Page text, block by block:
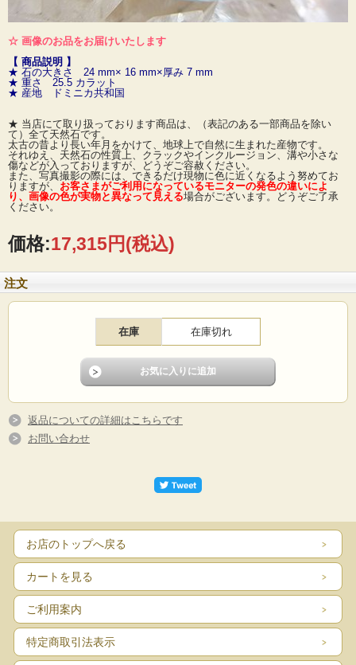
☆ 画像のお品をお届けいたします
【 商品説明 】
★ 石の大きさ 24 mm× 16 mm×厚み 7 mm
★ 重さ 25.5 カラット
★ 産地 ドミニカ共和国
★ 当店にて取り扱っております商品は、（表記のある一部商品を除い
て）全て天然石です。
太古の昔より長い年月をかけて、地球上で自然に生まれた産物です。
それゆえ、天然石の性質上、クラックやインクルージョン、溝や小さな
傷などが入っておりますが、どうぞご容赦ください。
また、写真撮影の際には、できるだけ現物に色に近くなるよう努めてお
りますが、 お客さまがご利用になっているモニターの発色の違いによ
り、画像の色が実物と異なって見える場合がございます。どうぞご了承
ください。
価格:17,315円(税込)
注文
在庫 在庫切れ
返品についての詳細はこちらです
お問い合わせ
お店のトップへ戻る
カートを見る
ご利用案内
特定商取引法表示